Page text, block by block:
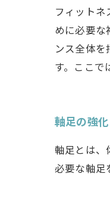
フィット
めに必要な
ンス全体
す。ここで
軸足の強化
軸足とは、
必要な軸足